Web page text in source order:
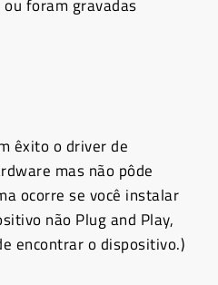
foram gravadas
êxito o driver de
mas não pôde
ocorre se você instalar
não Plug and Play,
encontrar o dispositivo.)